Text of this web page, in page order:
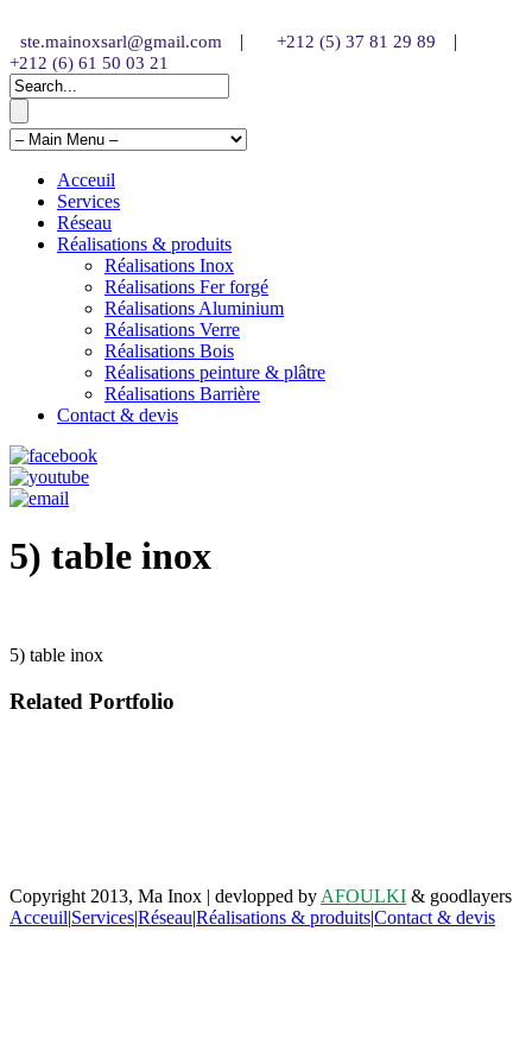
ste.mainoxsarl@gmail.com | +212 (5) 37 81 29 89 |
+212 (6) 61 50 03 21
Acceuil
Services
Réseau
Réalisations & produits
Réalisations Inox
Réalisations Fer forgé
Réalisations Aluminium
Réalisations Verre
Réalisations Bois
Réalisations peinture & plâtre
Réalisations Barrière
Contact & devis
5) table inox
5) table inox
Related Portfolio
Copyright 2013, Ma Inox | devlopped by AFOULKI & goodlayers
Acceuil|Services|Réseau|Réalisations & produits|Contact & devis